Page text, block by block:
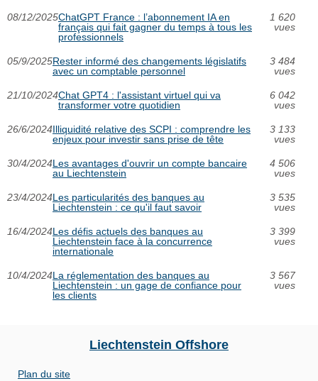
08/12/2025ChatGPT France : l’abonnement IA en
français qui fait gagner du temps à tous les
professionnels
1 620
vues
05/9/2025Rester informé des changements législatifs
avec un comptable personnel
3 484
vues
21/10/2024Chat GPT4 : l'assistant virtuel qui va
transformer votre quotidien
6 042
vues
26/6/2024Illiquidité relative des SCPI : comprendre les
enjeux pour investir sans prise de tête
3 133
vues
30/4/2024Les avantages d'ouvrir un compte bancaire
au Liechtenstein
4 506
vues
23/4/2024Les particularités des banques au
Liechtenstein : ce qu'il faut savoir
3 535
vues
16/4/2024Les défis actuels des banques au
Liechtenstein face à la concurrence
internationale
3 399
vues
10/4/2024La réglementation des banques au
Liechtenstein : un gage de confiance pour
les clients
3 567
vues
Liechtenstein Offshore
Plan du site